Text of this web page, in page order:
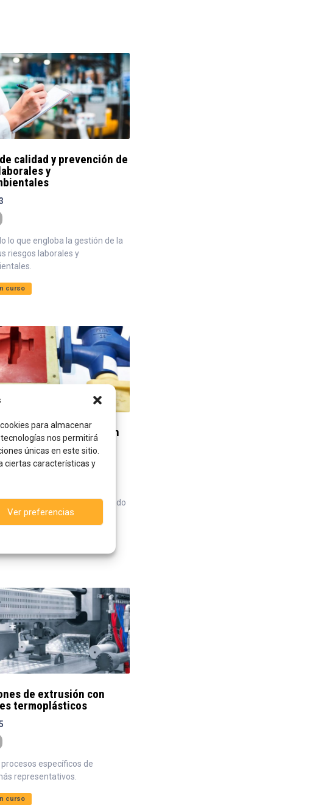
para almacenar
nos permitirá
únicas en este sitio.
ciertas características y
Ver preferencias
calidad y prevención de
y
lo que engloba la gestión de la
riesgos laborales y
curso
de la producción en
moldes
del sector del molde demandado
de la zona.
curso
de extrusión con
termoplásticos
específicos de
representativos.
curso